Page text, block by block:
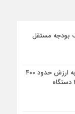
بودجه مستقل
امضای قرارداد سرمایه‌گذاری به ارزش حدود ۴۰۰
میلیون یورو برای تأمین ۲۰۰ دستگاه